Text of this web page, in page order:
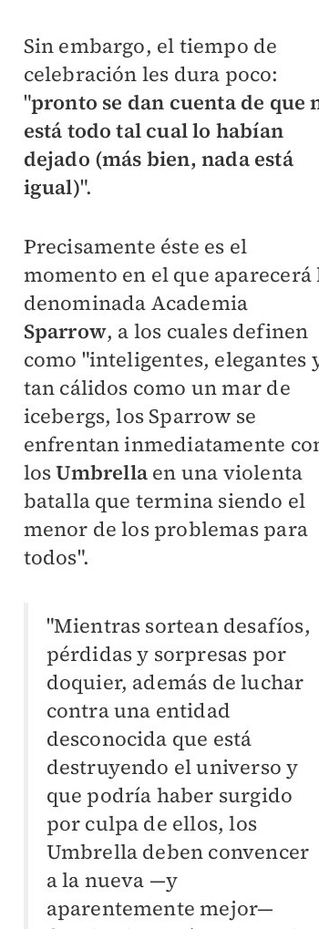
Sin embargo, el tiempo de
celebración les dura poco:
"pronto se dan cuenta de que
está todo tal cual lo habían
dejado (más bien, nada está
igual)".
Precisamente éste es el
momento en el que aparecerá
denominada Academia
Sparrow, a los cuales definen
como "inteligentes, elegantes
tan cálidos como un mar de
icebergs, los Sparrow se
enfrentan inmediatamente
losUmbrella en una violenta
batalla que termina siendo el
menor de los problemas para
todos".
"Mientras sortean desafíos,
pérdidas y sorpresas por
doquier, además de luchar
contra una entidad
desconocida que está
destruyendo el universo y
que podría haber surgido
por culpa de ellos, los
Umbrella deben convencer
a la nueva —y
aparentemente mejor—